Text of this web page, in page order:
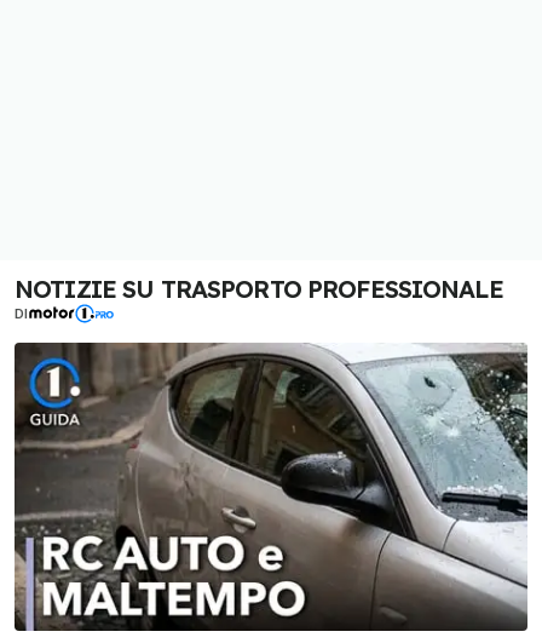
NOTIZIE SU TRASPORTO PROFESSIONALE
DI